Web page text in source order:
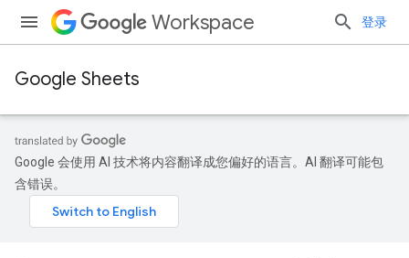
Workspace 登录
Google Sheets
Google 会使用 AI 技术将内容翻译成您偏好的语言。AI 翻译可能包
含错误。